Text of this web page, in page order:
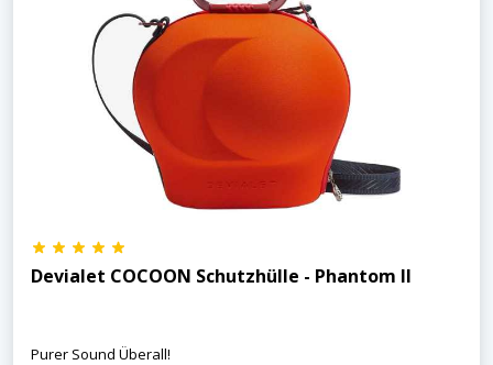
Devialet COCOON Schutzhülle - Phantom II
Purer Sound Überall!